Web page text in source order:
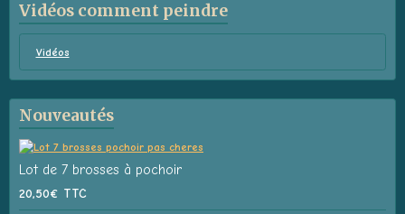
Vidéos comment peindre
Vidéos
Nouveautés
Lot de 7 brosses à pochoir
20,50€ TTC